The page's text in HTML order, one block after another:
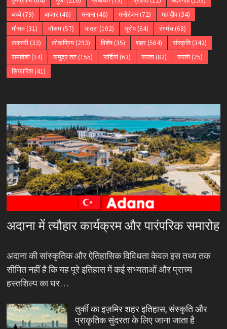
बच्चे(79) बाजार(46) मनाना(46) मनोरंजन(72) महाद्वीप(34)
मौसम(31) मौसम(57) यात्रा(102) यूरोप(64) रंगमंच(68)
लक्जरी(33) लोकप्रिय(293) विशेष(35) शहर(564) संस्कृति(342)
समावेशी(14) समुद्र तट(155) सर्दियां(63) सस्ता(82) सस्ती(25)
सिफारिश(41)
अदाना में त्यौहार कार्यक्रम और पारंपरिक समारोह
अदाना की सांस्कृतिक और ऐतिहासिक विविधता केवल इस तथ्य तक
सीमित नहीं है कि यह पूरे इतिहास में कई सभ्यताओं और प्राच्य
हस्तशिल्प का घर…
तुर्की का इज़मिर शहर इतिहास, संस्कृति और
प्राकृतिक सुंदरता के लिए जाना जाता है